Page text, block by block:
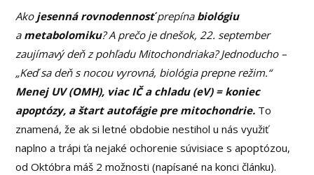
Ako jesenná rovnodennosťprepína biológiu
a metabolomiku? A prečo je dnešok, 22. september
zaujímavý deň z pohľadu Mitochondriaka? Jednoducho –
„Keď sa deň s nocou vyrovná, biológia prepne režim.“
Menej UV (OMH), viac IČ a chladu (eV) = koniec
apoptózy, a štart autofágie pre mitochondrie. To
znamená, že ak si letné obdobie nestihol u nás využiť
naplno a trápi ťa nejaké ochorenie súvisiace s apoptózou,
od Októbra máš 2 možnosti (napísané na konci článku).